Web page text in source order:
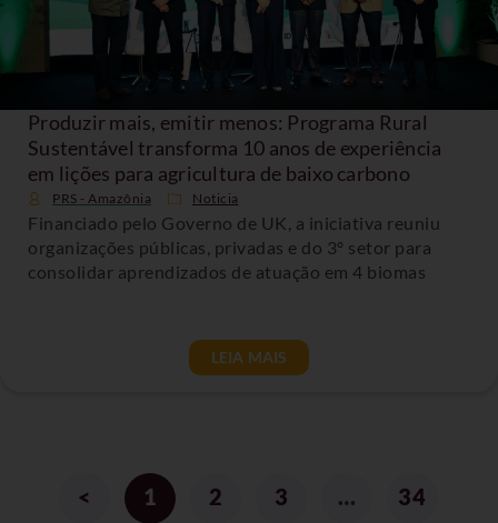
Produzir mais, emitir menos: Programa Rural
Sustentável transforma 10 anos de experiência
em lições para agricultura de baixo carbono
PRS - Amazônia Noticia
Financiado pelo Governo de UK, a iniciativa reuniu
organizações públicas, privadas e do 3º setor para
consolidar aprendizados de atuação em 4 biomas
LEIA MAIS
< 1 2 3 … 34